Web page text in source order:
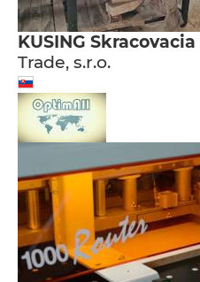
KUSING
Trade, s.r.o.